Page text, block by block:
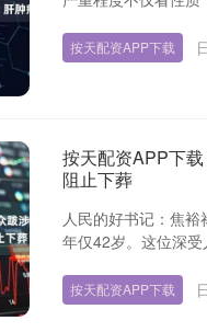
按天配资APP下载
按天配资APP下
阻止下葬
人民的好书记：焦
年仅42岁。这位深
按天配资APP下载